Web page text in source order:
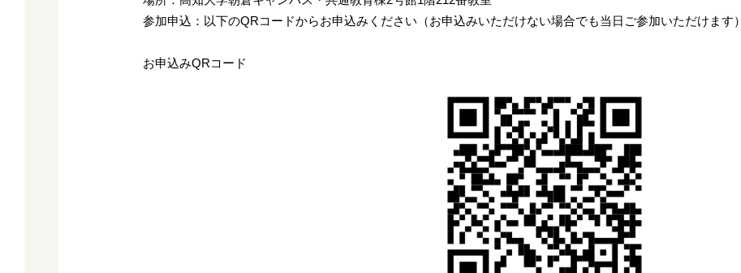
参加申込：以下のQRコードからお申込みください（お申込みいただけない場合でも当日ご参加いただけます）
お申込みQRコード